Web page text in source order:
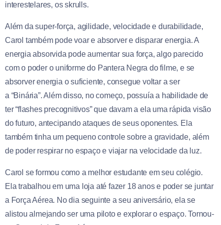
interestelares, os skrulls.
Além da super-força, agilidade, velocidade e durabilidade,
Carol também pode voar e absorver e disparar energia. A
energia absorvida pode aumentar sua força, algo parecido
com o poder o uniforme do Pantera Negra do filme, e se
absorver energia o suficiente, consegue voltar a ser
a “Binária”. Além disso, no começo, possuía a habilidade de
ter “flashes precognitivos” que davam a ela uma rápida visão
do futuro, antecipando ataques de seus oponentes. Ela
também tinha um pequeno controle sobre a gravidade, além
de poder respirar no espaço e viajar na velocidade da luz.
Carol se formou como a melhor estudante em seu colégio.
Ela trabalhou em uma loja até fazer 18 anos e poder se juntar
a Força Aérea. No dia seguinte a seu aniversário, ela se
alistou almejando ser uma piloto e explorar o espaço. Tornou-